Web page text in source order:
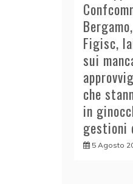
Figisc,
sui
che
in
5 Agosto